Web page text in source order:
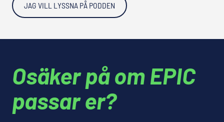
JAG VILL LYSSNA PÅ PODDEN
Osäker på om EPIC
passar er?